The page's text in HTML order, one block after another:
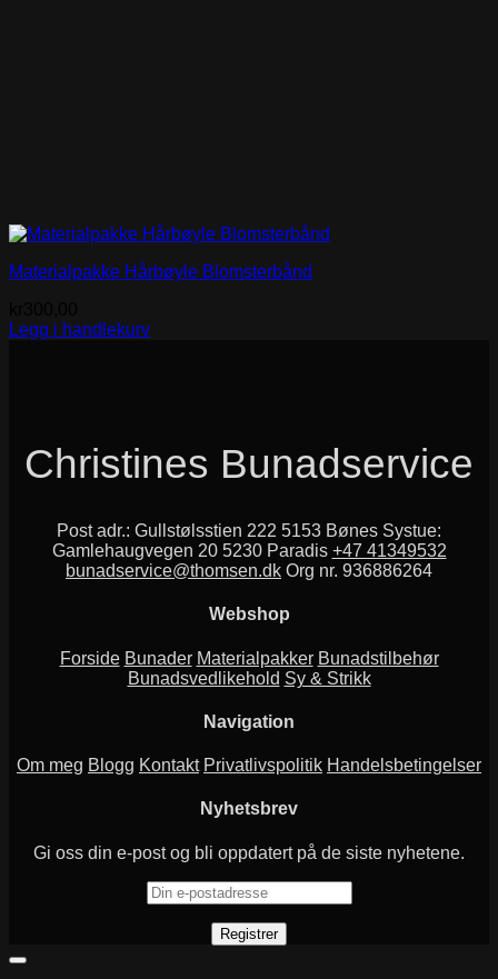
Materialpakke Hårbøyle Blomsterbånd
Legg i handlekurv
Christines Bunadservice
Post adr.: Gullstølsstien 222 5153 Bønes Systue:
Gamlehaugvegen 20 5230 Paradis +47 41349532
bunadservice@thomsen.dk Org nr. 936886264
Webshop
Forside Bunader Materialpakker Bunadstilbehør
Bunadsvedlikehold Sy & Strikk
Navigation
Om meg Blogg Kontakt Privatlivspolitik Handelsbetingelser
Nyhetsbrev
Gi oss din e-post og bli oppdatert på de siste nyhetene.